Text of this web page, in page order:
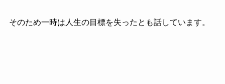
そのため一時は人生の目標を失ったとも話しています。